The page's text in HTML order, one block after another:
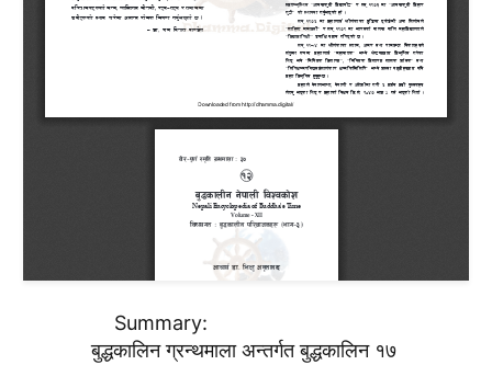
Summary:
बुद्धकालिन ग्रन्थमाला अन्तर्गत बुद्धकालिन १७